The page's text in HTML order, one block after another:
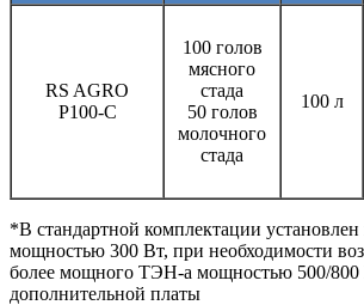
RS AGRO
P100-С
100 голов
мясного
стада
50 голов
молочного
стада
100 л
*В стандартной комплектации
мощностью 300 Вт, при необходимости
более мощного ТЭН-а мощностью 500/800
дополнительной платы